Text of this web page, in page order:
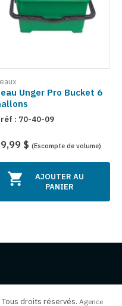
Unger Pro Bucket 6
: 70-40-09
$ (Escompte de volume)
AJOUTER AU
PANIER
droits réservés. Agence